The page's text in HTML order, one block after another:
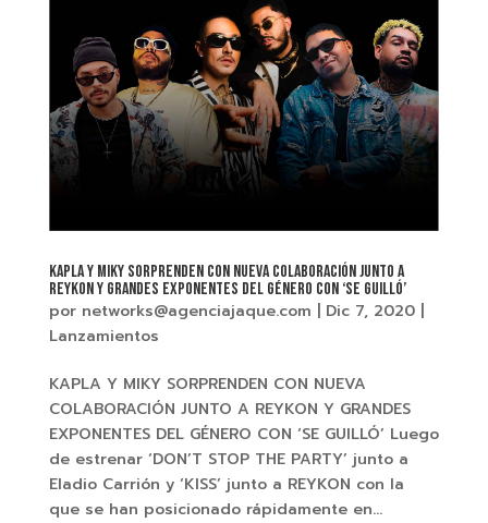
KAPLA Y MIKY SORPRENDEN CON NUEVA COLABORACIÓN JUNTO A
REYKON Y GRANDES EXPONENTES DEL GÉNERO CON ‘SE GUILLÓ’
por networks@agenciajaque.com Dic 7, 2020|
Lanzamientos
KAPLA Y MIKY SORPRENDEN CON NUEVA
COLABORACIÓN JUNTO A REYKON Y GRANDES
EXPONENTES DEL GÉNERO CON ‘SE GUILLÓ’ Luego
de estrenar ‘DON’T STOP THE PARTY’ junto a
Eladio Carrión y ‘KISS’ junto a REYKON con la
que se han posicionado rápidamente en...